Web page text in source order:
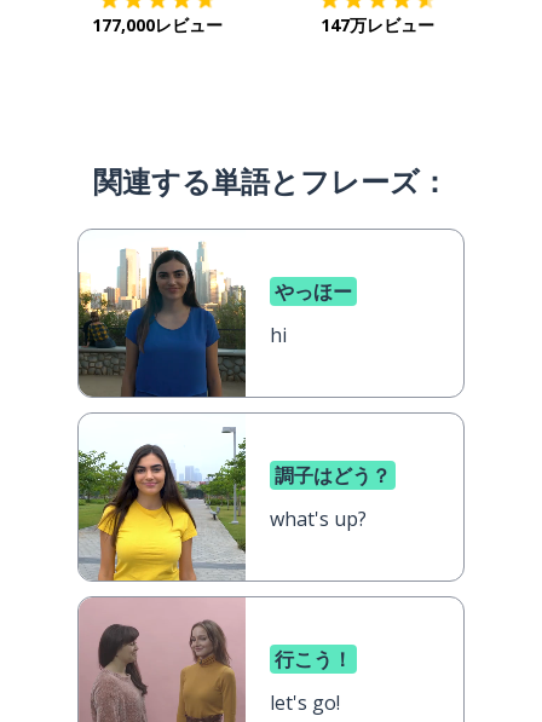
177,000レビュー 147万レビュー
関連する単語とフレーズ：
やっほー
hi
調子はどう？
what's up?
行こう！
let's go!